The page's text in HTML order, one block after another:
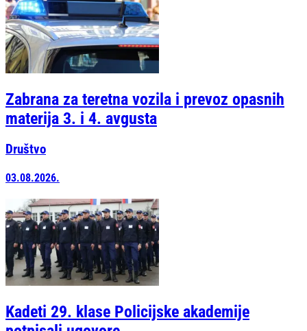
Zabrana za teretna vozila i prevoz opasnih
materija 3. i 4. avgusta
Društvo
03.08.2026.
Kadeti 29. klase Policijske akademije